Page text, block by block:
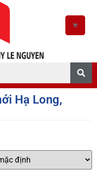
Hạ Long,